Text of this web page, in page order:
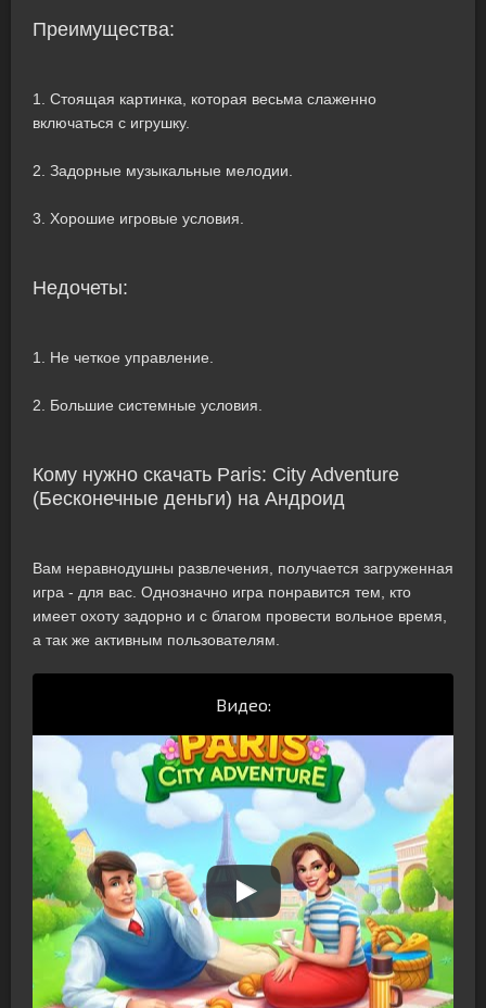
Преимущества:
1. Стоящая картинка, которая весьма слаженно
включаться с игрушку.
2. Задорные музыкальные мелодии.
3. Хорошие игровые условия.
Недочеты:
1. Не четкое управление.
2. Большие системные условия.
Кому нужно скачать Paris: City Adventure
(Бесконечные деньги) на Андроид
Вам неравнодушны развлечения, получается загруженная
игра - для вас. Однозначно игра понравится тем, кто
имеет охоту задорно и с благом провести вольное время,
а так же активным пользователям.
Видео: